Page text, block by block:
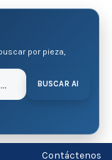
por pieza,
BUSCAR AI
Contáctenos